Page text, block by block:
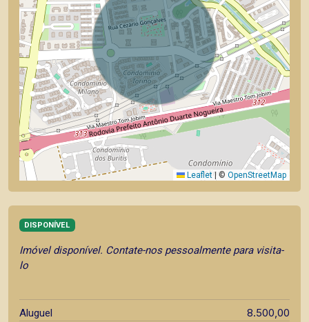
Leaflet |© OpenStreetMap
DISPONÍVEL
Imóvel disponível. Contate-nos pessoalmente para visita-
lo
Aluguel 8.500,00